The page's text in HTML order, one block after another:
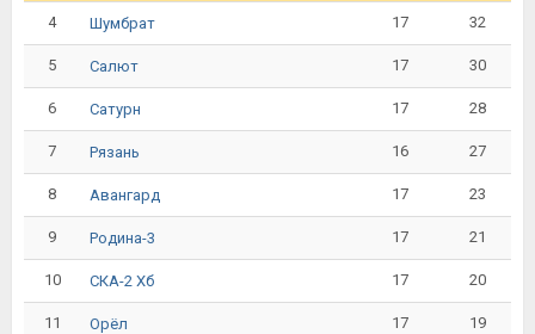
4 Шумбрат 17 32
5 Салют 17 30
6 Сатурн 17 28
7 Рязань 16 27
8 Авангард 17 23
9 Родина-3 17 21
10 СКА-2 Хб 17 20
11 Орёл 17 19